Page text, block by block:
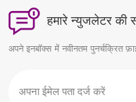
हमारे न्युजलेटर की
अपने इनबॉक्स में नवीनतम पुनर्चक्रित